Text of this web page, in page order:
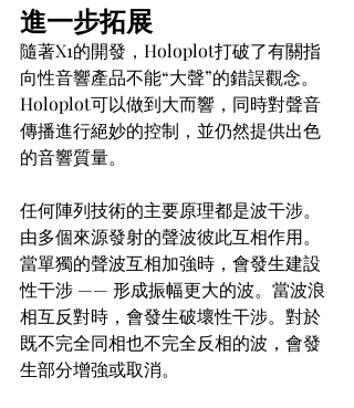
進一步拓展
隨著X1的開發，Holoplot打破了有關指
向性音響產品不能“大聲”的錯誤觀念。
Holoplot可以做到大而響，同時對聲音
傳播進行絕妙的控制，並仍然提供出色
的音響質量。
任何陣列技術的主要原理都是波干涉。
由多個來源發射的聲波彼此互相作用。
當單獨的聲波互相加強時，會發生建設
性干涉 —— 形成振幅更大的波。當波浪
相互反對時，會發生破壞性干涉。對於
既不完全同相也不完全反相的波，會發
生部分增強或取消。